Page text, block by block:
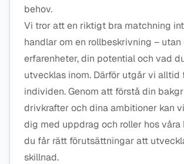
behov.
Vi tror att en riktigt bra matchning
handlar om en rollbeskrivning – utan
erfarenheter, din potential och vad
utvecklas inom. Därför utgår vi alltid
individen. Genom att förstå din
drivkrafter och dina ambitioner kan
dig med uppdrag och roller hos
du får rätt förutsättningar att
skillnad.